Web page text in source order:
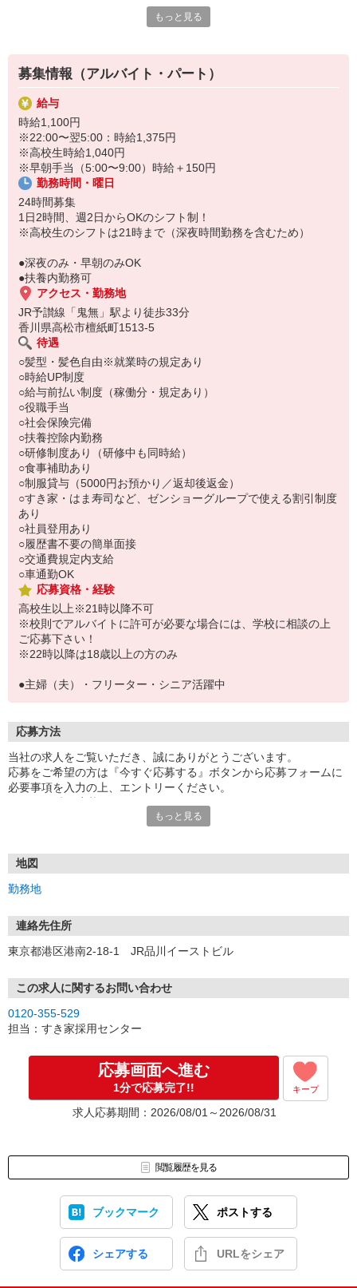
将来を考えている方は必見です。
与兵衛、オリーブの丘、焼肉いちばんなどを経営しているゼンシ
ョーグループ！
その中のひとつ『すき家』でお仕事しませんか？
あなたの笑顔で！
すばやく提供！
他にも、食材の調整や金銭管理、新しく入社したクルーの研修など
様々なお仕事があります。
セルフオーダー、セルフ会計で、現金の受け渡しはほとんどありま
せん。※一部店舗を除く
取り間違いもなく安心でスムーズ♪
マニュアルも用意していますので飲食店が初めての方でも大丈夫！
もちろん先輩クルーがしっかり教えてくれるので安心してくださ
い。
もっと見る
募集情報（アルバイト・パート）
給与
時給1,100円
※22:00〜翌5:00：時給1,375円
※高校生時給1,040円
※早朝手当（5:00〜9:00）時給＋150円
勤務時間・曜日
24時間募集
1日2時間、週2日からOKのシフト制！
※高校生のシフトは21時まで（深夜時間勤務を含むため）
●深夜のみ・早朝のみOK
●扶養内勤務可
アクセス・勤務地
JR予讃線「鬼無」駅より徒歩33分
香川県高松市檀紙町1513-5
待遇
○髪型・髪色自由※就業時の規定あり
○時給UP制度
○給与前払い制度（稼働分・規定あり）
○役職手当
○社会保険完備
○扶養控除内勤務
○研修制度あり（研修中も同時給）
○食事補助あり
○制服貸与（5000円お預かり／返却後返金）
○すき家・はま寿司など、ゼンショーグループで使える割引制度
あり
○社員登用あり
○履歴書不要の簡単面接
○交通費規定内支給
○車通勤OK
応募資格・経験
高校生以上※21時以降不可
※校則でアルバイトに許可が必要な場合には、学校に相談の上
ご応募下さい！
※22時以降は18歳以上の方のみ
●主婦（夫）・フリーター・シニア活躍中
応募方法
当社の求人をご覧いただき、誠にありがとうございます。
応募をご希望の方は『今すぐ応募する』ボタンから応募フォームに
必要事項を入力の上、エントリーください。
号」など
もっと見る
地図
勤務地
連絡先住所
東京都港区港南2-18-1 JR品川イーストビル
この求人に関するお問い合わせ
0120-355-529
担当：すき家採用センター
応募画面へ進む
1分で応募完了!! キープ
求人応募期間：2026/08/01～2026/08/31
閲覧履歴を見る
ブックマーク ポストする
シェアする URLをシェア